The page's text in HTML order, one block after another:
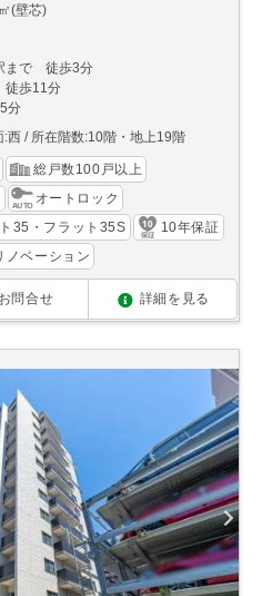
(壁芯)
まで 徒歩3分
歩11分
分
:西 所在階数:10階・地上19階
総戸数100戸以上
オートロック
35・フラット35S
10年保証
ノベーション
お問合せ 詳細を見る